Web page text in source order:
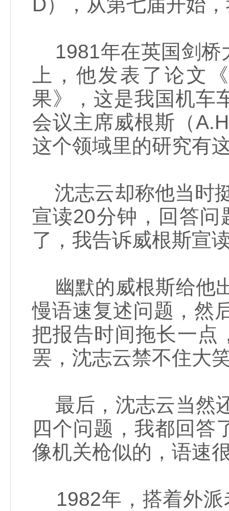
1981年在英国剑桥
上，他发表了论文
果》，这是我国机车
会议主席威根斯（
这个领域里的研究有
沈志云却称他当时
宣读20分钟，回答
了，我告诉威根斯宣
幽默的威根斯给他
慢语速复述问题，然
把报告时间拖长一点
罢，沈志云禁不住大
最后，沈志云当然
四个问题，我都回答
像机关枪似的，语速
1982年，搭着外派